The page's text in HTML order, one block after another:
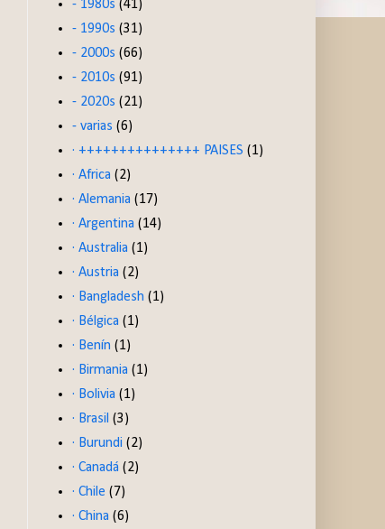
- 1980s (41)
- 1990s (31)
- 2000s (66)
- 2010s (91)
- 2020s (21)
- varias (6)
· +++++++++++++++ PAISES (1)
· Africa (2)
· Alemania (17)
· Argentina (14)
· Australia (1)
· Austria (2)
· Bangladesh (1)
· Bélgica (1)
· Benín (1)
· Birmania (1)
· Bolivia (1)
· Brasil (3)
· Burundi (2)
· Canadá (2)
· Chile (7)
· China (6)